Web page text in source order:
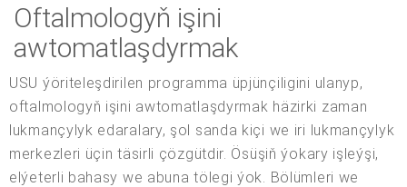
Oftalmologyň işini
awtomatlaşdyrmak
USU ýöriteleşdirilen programma üpjünçiligini ulanyp,
oftalmologyň işini awtomatlaşdyrmak häzirki zaman
lukmançylyk edaralary, şol sanda kiçi we iri lukmançylyk
merkezleri üçin täsirli çözgütdir. Ösüşiň ýokary işleýşi,
elýeterli bahasy we abuna tölegi ýok. Bölümleri we